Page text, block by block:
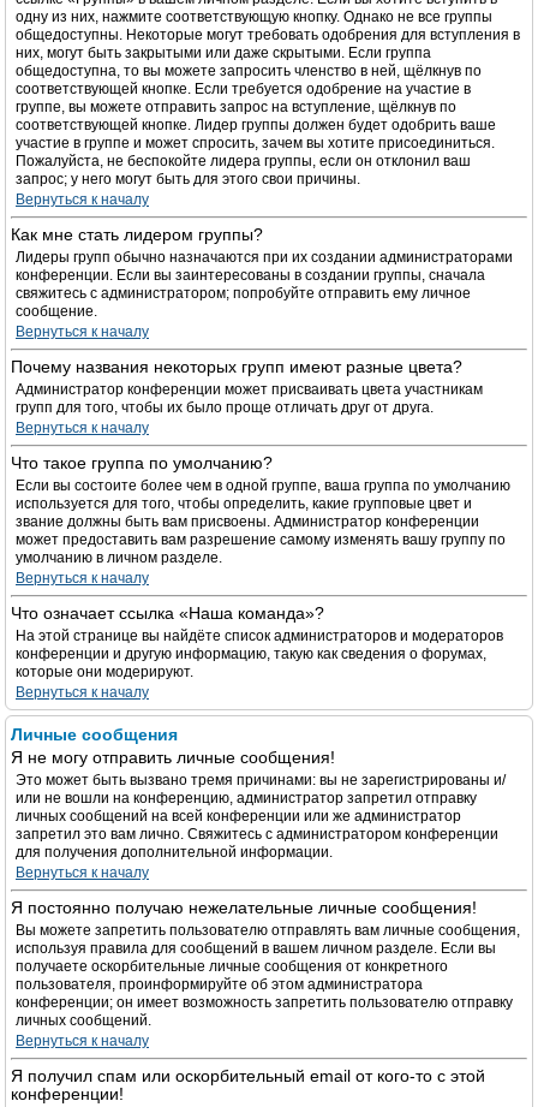
одну из них, нажмите соответствующую кнопку. Однако не все группы
общедоступны. Некоторые могут требовать одобрения для вступления в
них, могут быть закрытыми или даже скрытыми. Если группа
общедоступна, то вы можете запросить членство в ней, щёлкнув по
соответствующей кнопке. Если требуется одобрение на участие в
группе, вы можете отправить запрос на вступление, щёлкнув по
соответствующей кнопке. Лидер группы должен будет одобрить ваше
участие в группе и может спросить, зачем вы хотите присоединиться.
Пожалуйста, не беспокойте лидера группы, если он отклонил ваш
запрос; у него могут быть для этого свои причины.
Вернуться к началу
Как мне стать лидером группы?
Лидеры групп обычно назначаются при их создании администраторами
конференции. Если вы заинтересованы в создании группы, сначала
свяжитесь с администратором; попробуйте отправить ему личное
сообщение.
Вернуться к началу
Почему названия некоторых групп имеют разные цвета?
Администратор конференции может присваивать цвета участникам
групп для того, чтобы их было проще отличать друг от друга.
Вернуться к началу
Что такое группа по умолчанию?
Если вы состоите более чем в одной группе, ваша группа по умолчанию
используется для того, чтобы определить, какие групповые цвет и
звание должны быть вам присвоены. Администратор конференции
может предоставить вам разрешение самому изменять вашу группу по
умолчанию в личном разделе.
Вернуться к началу
Что означает ссылка «Наша команда»?
На этой странице вы найдёте список администраторов и модераторов
конференции и другую информацию, такую как сведения о форумах,
которые они модерируют.
Вернуться к началу
Личные сообщения
Я не могу отправить личные сообщения!
Это может быть вызвано тремя причинами: вы не зарегистрированы и/
или не вошли на конференцию, администратор запретил отправку
личных сообщений на всей конференции или же администратор
запретил это вам лично. Свяжитесь с администратором конференции
для получения дополнительной информации.
Вернуться к началу
Я постоянно получаю нежелательные личные сообщения!
Вы можете запретить пользователю отправлять вам личные сообщения,
используя правила для сообщений в вашем личном разделе. Если вы
получаете оскорбительные личные сообщения от конкретного
пользователя, проинформируйте об этом администратора
конференции; он имеет возможность запретить пользователю отправку
личных сообщений.
Вернуться к началу
Я получил спам или оскорбительный email от кого-то с этой
конференции!